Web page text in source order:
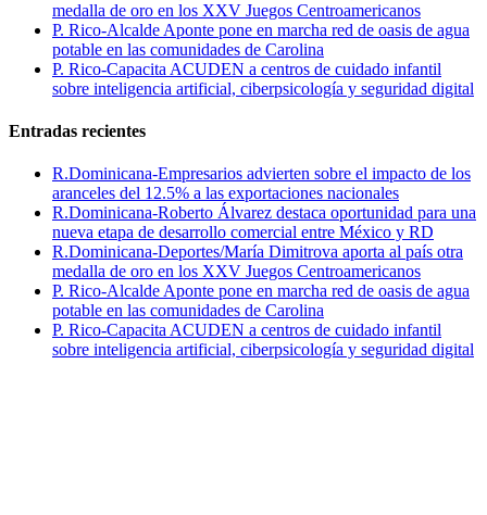
medalla de oro en los XXV Juegos Centroamericanos
P. Rico-Alcalde Aponte pone en marcha red de oasis de agua
potable en las comunidades de Carolina
P. Rico-Capacita ACUDEN a centros de cuidado infantil
sobre inteligencia artificial, ciberpsicología y seguridad digital
Entradas recientes
R.Dominicana-Empresarios advierten sobre el impacto de los
aranceles del 12.5% a las exportaciones nacionales
R.Dominicana-Roberto Álvarez destaca oportunidad para una
nueva etapa de desarrollo comercial entre México y RD
R.Dominicana-Deportes/María Dimitrova aporta al país otra
medalla de oro en los XXV Juegos Centroamericanos
P. Rico-Alcalde Aponte pone en marcha red de oasis de agua
potable en las comunidades de Carolina
P. Rico-Capacita ACUDEN a centros de cuidado infantil
sobre inteligencia artificial, ciberpsicología y seguridad digital